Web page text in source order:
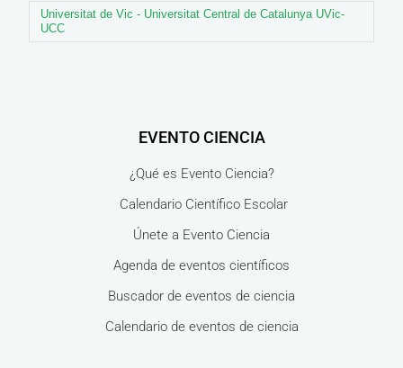
Universitat de Vic - Universitat Central de Catalunya UVic-
UCC
EVENTO CIENCIA
¿Qué es Evento Ciencia?
Calendario Científico Escolar
Únete a Evento Ciencia
Agenda de eventos científicos
Buscador de eventos de ciencia
Calendario de eventos de ciencia